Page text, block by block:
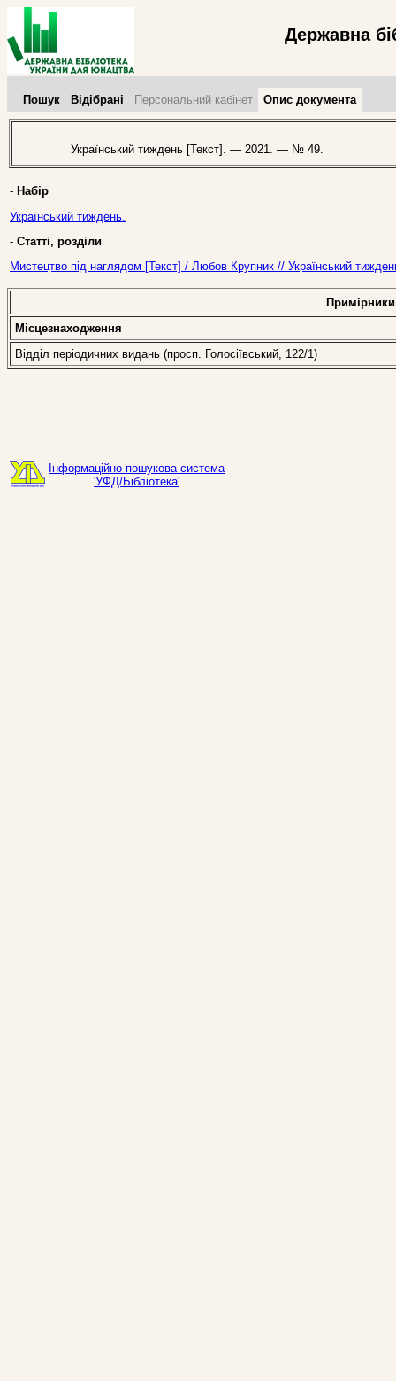
Державна
Пошук Відібрані Персональний кабінет Опис документа
Український тиждень [Текст]. — 2021. — № 49.
- Набір
Український тиждень.
- Статті, розділи
Мистецтво під наглядом [Текст] / Любов Крупник // Український
Примірники
Місцезнаходження
Відділ періодичних видань (просп. Голосіївський, 122/1)
Інформаційно-пошукова система
'УФД/Бібліотека'